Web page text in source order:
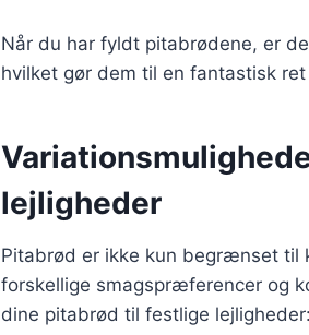
Når du har fyldt pitabrødene, er
hvilket gør dem til en fantastisk
lejligheder
Pitabrød er ikke kun begrænset til
forskellige smagspræferencer og
dine pitabrød til festlige lejligheder: